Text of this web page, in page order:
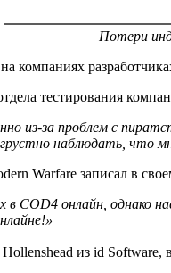
Потери
на компаниях
тестирования
из-за проблем с
наблюдать, что
Warfare записал в
COD4 онлайн, однако
из id